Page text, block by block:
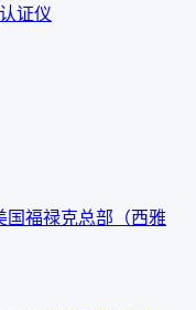
证仪
国福禄克总部（西雅